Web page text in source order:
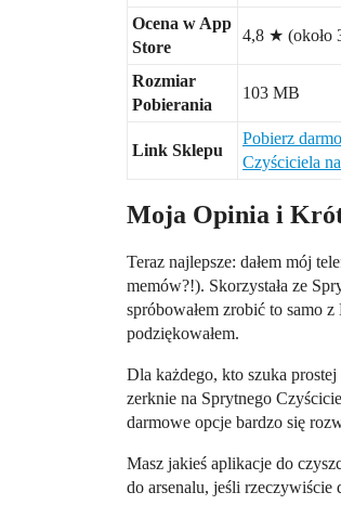
Ocena w App
Store
4,8 ★ (około
Rozmiar
Pobierania
103 MB
Link Sklepu
Pobierz
Czyściciela
Moja Opinia i
Teraz najlepsze: dałem mój
memów?!). Skorzystała ze
spróbowałem zrobić to samo
podziękowałem.
Dla każdego, kto szuka
zerknie na Sprytnego
darmowe opcje bardzo się
Masz jakieś aplikacje do
do arsenalu, jeśli rzeczywiście